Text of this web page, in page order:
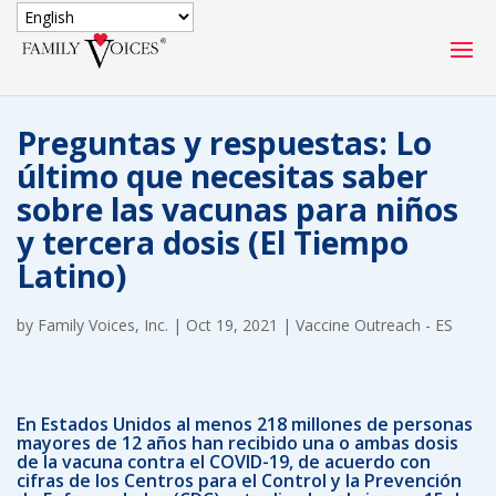
Preguntas y respuestas: Lo
último que necesitas saber
sobre las vacunas para niños
y tercera dosis (El Tiempo
Latino)
by Family Voices, Inc. | Oct 19, 2021 | Vaccine Outreach - ES
En Estados Unidos al menos 218 millones de personas
mayores de 12 años han recibido una o ambas dosis
de la vacuna contra el COVID-19, de acuerdo con
cifras de los Centros para el Control y la Prevención
SECURE DONATION
Type
of
donation
ONE-TIME
DONATION
MONTHLY
DONATION
Quick
Donation
$1000
Match
Match my donation through the "Close the Gap"